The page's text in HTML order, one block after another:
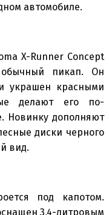
автомобиле.
X-Runner Concept
пикап. Он
украшен красными
делают его по-
Новинку дополняют
диски черного
вид.
под капотом.
3,4-литровым